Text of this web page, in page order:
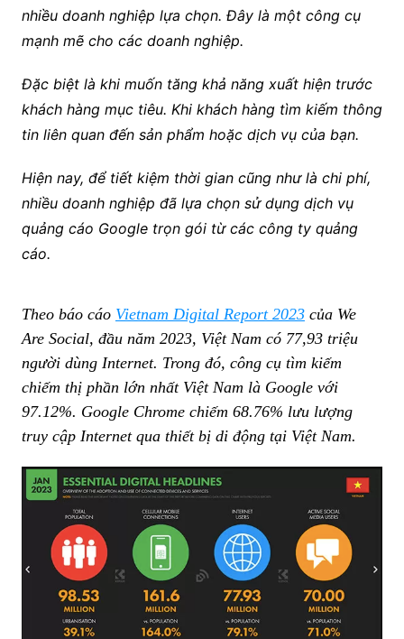
nhiều doanh nghiệp lựa chọn. Đây là một công cụ
mạnh mẽ cho các doanh nghiệp.
Đặc biệt là khi muốn tăng khả năng xuất hiện trước
khách hàng mục tiêu. Khi khách hàng tìm kiếm thông
tin liên quan đến sản phẩm hoặc dịch vụ của bạn.
Hiện nay, để tiết kiệm thời gian cũng như là chi phí,
nhiều doanh nghiệp đã lựa chọn sử dụng dịch vụ
quảng cáo Google trọn gói từ các công ty quảng
cáo.
Theo báo cáo Vietnam Digital Report 2023của We
Are Social, đầu năm 2023, Việt Nam có 77,93 triệu
người dùng Internet. Trong đó, công cụ tìm kiếm
chiếm thị phần lớn nhất Việt Nam là Google với
97.12%. Google Chrome chiếm 68.76% lưu lượng
truy cập Internet qua thiết bị di động tại Việt Nam.